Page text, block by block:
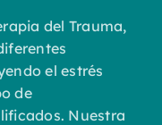
del Trauma,
el estrés
de
Nuestra